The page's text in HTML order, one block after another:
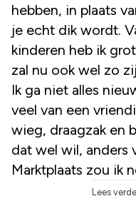
hebben, in plaats
je echt dik wordt.
kinderen heb ik
zal nu ook wel zo
Ik ga niet alles
veel van een
wieg, draagzak en
dat wel wil, anders
Marktplaats zou ik
Lees